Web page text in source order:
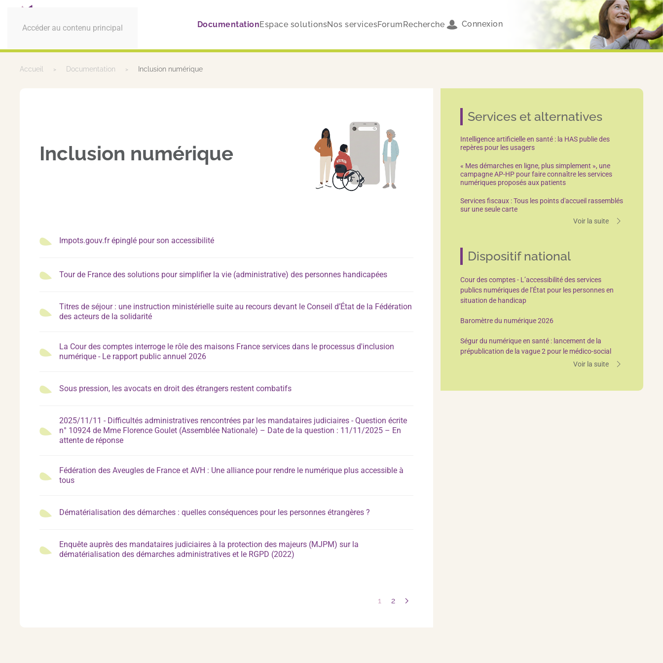
Accéder au contenu principal DocumentationEspace solutionsNos servicesForumRecherche Connexion
Accueil Documentation Inclusion numérique
Inclusion numérique
Impots.gouv.fr épinglé pour son accessibilité
Tour de France des solutions pour simplifier la vie (administrative) des personnes handicapées
Titres de séjour : une instruction ministérielle suite au recours devant le Conseil d’État de la Fédération
des acteurs de la solidarité
La Cour des comptes interroge le rôle des maisons France services dans le processus d'inclusion
numérique - Le rapport public annuel 2026
Sous pression, les avocats en droit des étrangers restent combatifs
2025/11/11 - Difficultés administratives rencontrées par les mandataires judiciaires - Question écrite
n° 10924 de Mme Florence Goulet (Assemblée Nationale) – Date de la question : 11/11/2025 – En
attente de réponse
Fédération des Aveugles de France et AVH : Une alliance pour rendre le numérique plus accessible à
tous
Dématérialisation des démarches : quelles conséquences pour les personnes étrangères ?
Enquête auprès des mandataires judiciaires à la protection des majeurs (MJPM) sur la
dématérialisation des démarches administratives et le RGPD (2022)
1 2
Services et alternatives
Intelligence artificielle en santé : la HAS publie des
repères pour les usagers
« Mes démarches en ligne, plus simplement », une
campagne AP-HP pour faire connaître les services
numériques proposés aux patients
Services fiscaux : Tous les points d'accueil rassemblés
sur une seule carte
Voir la suite
Dispositif national
Cour des comptes - L’accessibilité des services
publics numériques de l’État pour les personnes en
situation de handicap
Baromètre du numérique 2026
Ségur du numérique en santé : lancement de la
prépublication de la vague 2 pour le médico-social
Voir la suite